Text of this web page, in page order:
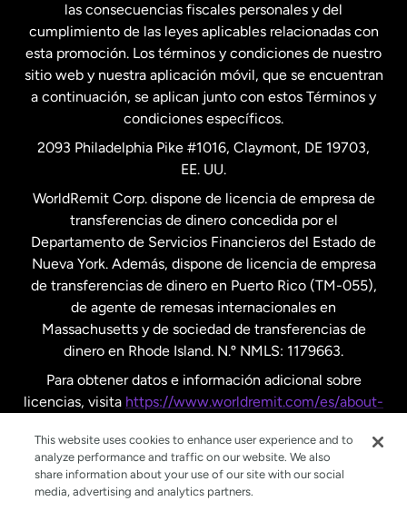
Malasia
Nueva Zelanda
Países Bajos
Suecia
las consecuencias fiscales personales y del
cumplimiento de las leyes aplicables relacionadas con
esta promoción. Los términos y condiciones de nuestro
sitio web y nuestra aplicación móvil, que se encuentran
a continuación, se aplican junto con estos Términos y
condiciones específicos.
2093 Philadelphia Pike #1016, Claymont, DE 19703,
EE. UU.
WorldRemit Corp. dispone de licencia de empresa de
transferencias de dinero concedida por el
Departamento de Servicios Financieros del Estado de
Nueva York. Además, dispone de licencia de empresa
de transferencias de dinero en Puerto Rico (TM-055),
de agente de remesas internacionales en
Massachusetts y de sociedad de transferencias de
dinero en Rhode Island. N.º NMLS: 1179663.
Para obtener datos e información adicional sobre
licencias, visita https://www.worldremit.com/es/about-
This website uses cookies to enhance user experience and to
analyze performance and traffic on our website. We also
share information about your use of our site with our social
media, advertising and analytics partners.